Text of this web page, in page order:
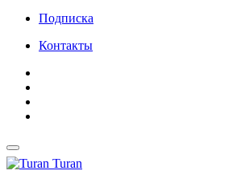
Подписка
Контакты
Turan